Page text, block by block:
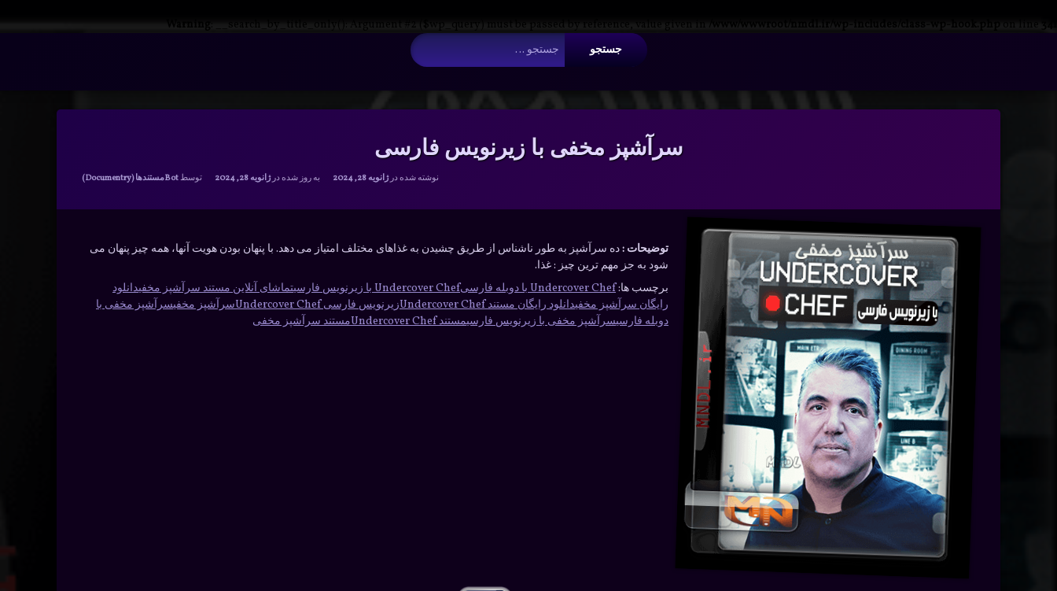
Warning : __search_by_title_only(): Argument #2 ($wp_query) must be passed by reference, value given in
341
جستجو برای:
سرآشپز مخفی با زیرنویس فارسی
نوشته شده درژانویه 28, 2024 به روز شده درژانویه 28, 2024 توسطBotدسته بندی ها:
مستندها (Documentry)
توضیحات :ده سرآشپز به طور ناشناس از طریق چشیدن به غذاهای مختلف امتیاز می دهد. با پنهان بودن هویت آنها، همه چیز پنهان می
شود به جز مهم ترین چیز : غذا.
برچسب ها:Undercover Chef با دوبله فارسی Undercover Chef با زیرنویس فارسی تماشای آنلاین مستند سرآشپز مخفیدانلود
رایگان سرآشپز مخفیدانلود رایگان مستند Undercover Chef زیرنویس فارسی Undercover Chef سرآشپز مخفیسرآشپز مخفی با
دوبله فارسیسرآشپز مخفی با زیرنویس فارسیمستند Undercover Chef مستند سرآشپز مخفی